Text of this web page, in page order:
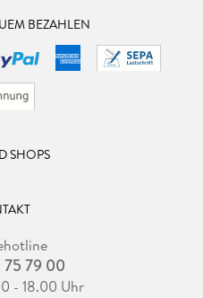
BEZAHLEN
SHOPS
79 00
- 18.00 Uhr